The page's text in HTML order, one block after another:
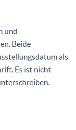
und
Beide
als
Es ist nicht